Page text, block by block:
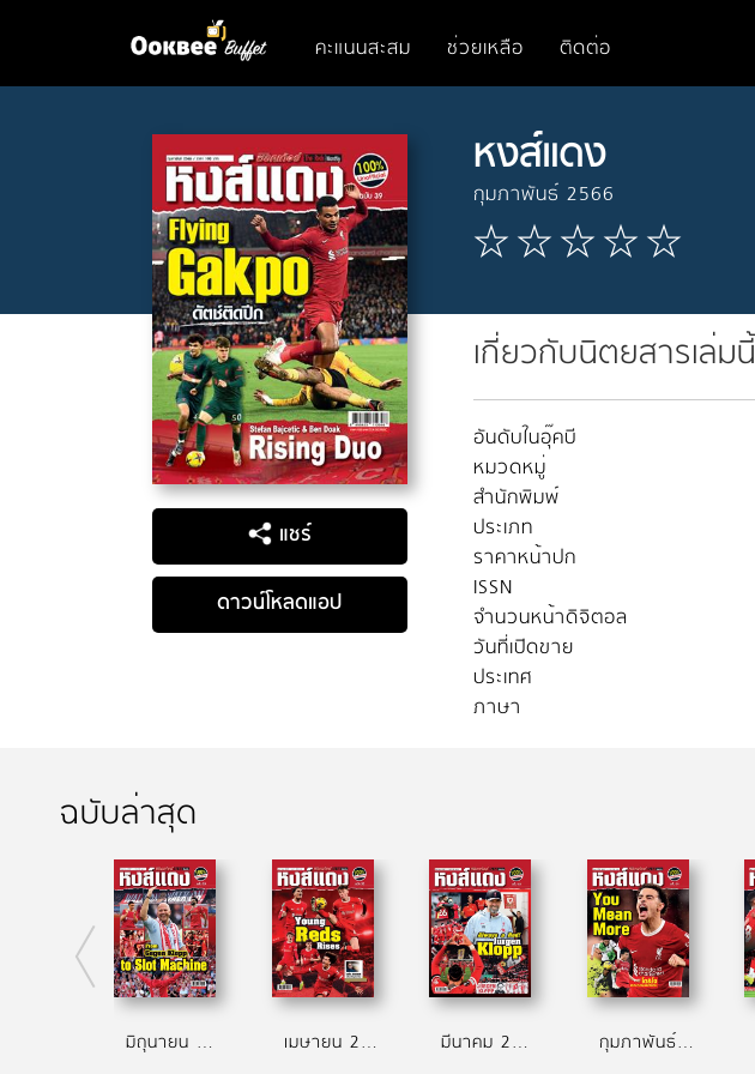
คะแนนสะสม ช่วยเหลือ ติดต่อ
แชร์
ดาวน์โหลดแอป
หงส์แดง
กุมภาพันธ์ 2566
เกี่ยวกับนิตยสารเล่มนี้
อันดับในอุ๊คบี
หมวดหมู่
สำนักพิมพ์
ประเภท
ราคาหน้าปก
ISSN
จำนวนหน้าดิจิตอล
วันที่เปิดขาย
ประเทศ
ภาษา
ฉบับล่าสุด
มิถุนายน 2567 เมษายน 2567 มีนาคม 2567 กุมภาพันธ์ 2567